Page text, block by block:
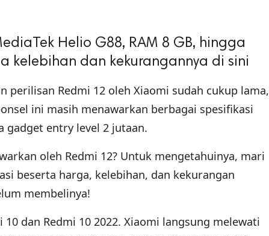
Helio G88, RAM 8 GB, hingga
kelebihan dan kekurangannya di sini
perilisan Redmi 12 oleh Xiaomi sudah cukup lama,
ini masih menawarkan berbagai spesifikasi
entry level 2 jutaan.
oleh Redmi 12? Untuk mengetahuinya, mari
beserta harga, kelebihan, dan kekurangan
membelinya!
dan Redmi 10 2022. Xiaomi langsung melewati